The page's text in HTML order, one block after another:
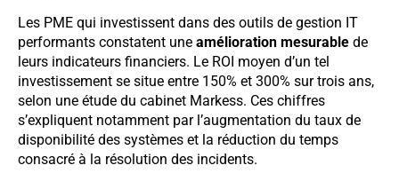
Les PME qui investissent dans des outils de gestion IT
performants constatent une amélioration mesurable de
leurs indicateurs financiers. Le ROI moyen d’un tel
investissement se situe entre 150% et 300% sur trois ans,
selon une étude du cabinet Markess. Ces chiffres
s’expliquent notamment par l’augmentation du taux de
disponibilité des systèmes et la réduction du temps
consacré à la résolution des incidents.